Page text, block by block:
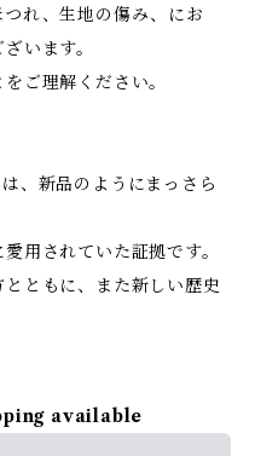
れ、生地の傷み、にお
います。
ご理解ください。
、新品のようにまっさら
用されていた証拠です。
ともに、また新しい歴史
available